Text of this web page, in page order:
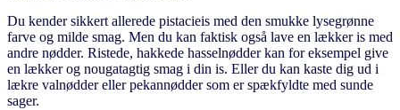
Du kender sikkert allerede pistacieis med den smukke lysegrønne
farve og milde smag. Men du kan faktisk også lave en lækker is med
andre nødder. Ristede, hakkede hasselnødder kan for eksempel give
en lækker og nougatagtig smag i din is. Eller du kan kaste dig ud i
lækre valnødder eller pekannødder som er spækfyldte med sunde
sager.